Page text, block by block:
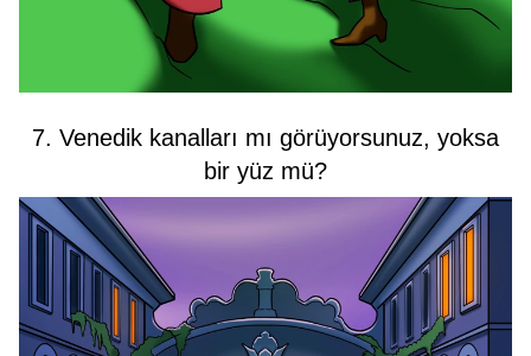
7. Venedik kanalları mı görüyorsunuz, yoksa
bir yüz mü?